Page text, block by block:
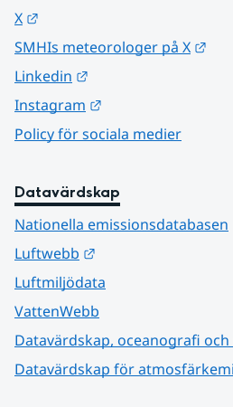
X
SMHIs meteorologer på X
Linkedin
Instagram
Policy för sociala medier
Datavärdskap
Nationella emissionsdatabasen
Luftwebb
Luftmiljödata
VattenWebb
Datavärdskap, oceanografi
Datavärdskap för atmosfärkemi